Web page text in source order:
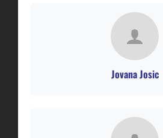
Jovana Josic